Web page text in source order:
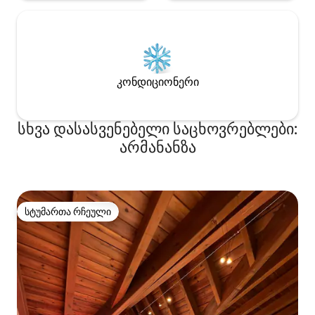
კონდიციონერი
სხვა დასასვენებელი საცხოვრებლები:
არმანანზა
სტუმართა რჩეული
სტუმართა რჩეული